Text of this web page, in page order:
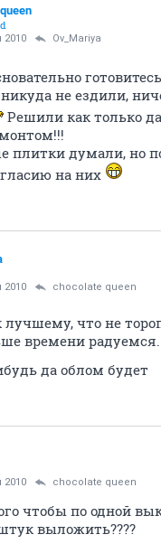
2010 Ov_Mariya
не ездили,
Решили как только
плитки думали, но
на них
2010 chocolate queen
что не
времени
да облом будет
2010 chocolate queen
чтобы по одной
выложить????